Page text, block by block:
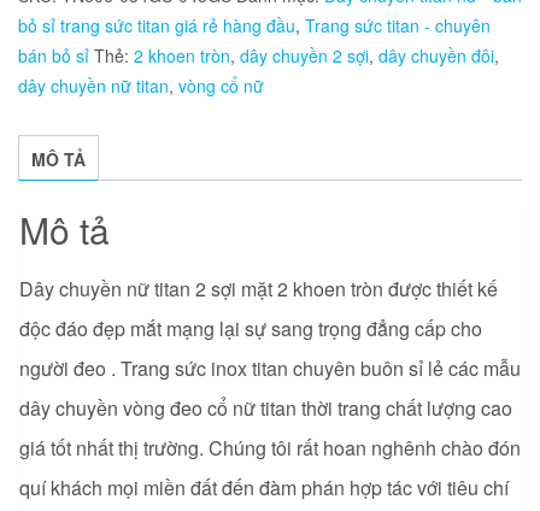
sợi
mặt
2
tròn
số
lượng
bỏ sỉ trang sức titan giá rẻ hàng đầu, Trang sức titan - chuyên
bán bỏ sỉ Thẻ: 2 khoen tròn, dây chuyền 2 sợi, dây chuyền đôi,
dây chuyền nữ titan, vòng cổ nữ
MÔ TẢ
Mô tả
Dây chuyền nữ titan 2 sợi mặt 2 khoen tròn được thiết kế
độc đáo đẹp mắt mạng lại sự sang trọng đẳng cấp cho
người đeo . Trang sức inox titan chuyên buôn sỉ lẻ các mẫu
dây chuyền vòng đeo cổ nữ titan thời trang chất lượng cao
giá tốt nhất thị trường. Chúng tôi rất hoan nghênh chào đón
quí khách mọi miền đất đến đàm phán hợp tác với tiêu chí